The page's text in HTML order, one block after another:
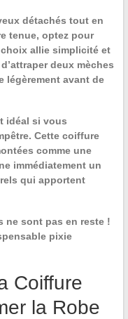
détachés tout en
tenue, optez pour
choix allie simplicité et
deux mèches
légèrement avant de
idéal si vous
Cette coiffure
comme une
immédiatement un
qui apportent
ne sont pas en reste !
pixie
Coiffure
la Robe